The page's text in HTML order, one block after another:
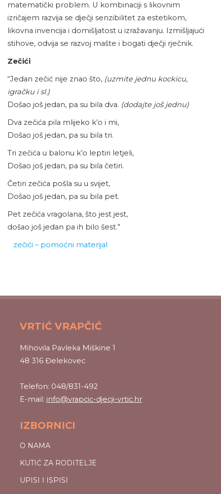
matematički problem. U kombinaciji s likovnim
izričajem razvija se dječji senzibilitet za estetikom,
likovna invencija i domišljatost u izražavanju. Izmišljajući
stihove, odvija se razvoj mašte i bogati dječji rječnik.
Zečići
“Jedan zečić nije znao što, (uzmite jednu kockicu,
igračku i sl.)
Došao još jedan, pa su bila dva. (dodajte još jednu)
Dva zečića pila mlijeko k’o i mi,
Došao još jedan, pa su bila tri.
Tri zečića u balonu k’o leptiri letjeli,
Došao još jedan, pa su bila četiri.
Četiri zečića pošla su u svijet,
Došao još jedan, pa su bila pet.
Pet zečića vragolana, što jest jest,
došao još jedan pa ih bilo šest.”
zečići – pomoćni materijal
VRTIĆ VRAPČIĆ
Mihovila Pavleka Miškine 1
48 316 Đelekovec
Telefon: 048/831-492
E-mail: info@vrapcic-djecji-vrtic.hr
IZBORNICI
O NAMA
KUTIĆ ZA RODITELJE
UPISI I ISPISI